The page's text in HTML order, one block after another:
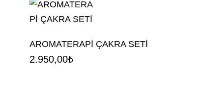
AROMATERAPİ ÇAKRA SETİ
2.950,00₺